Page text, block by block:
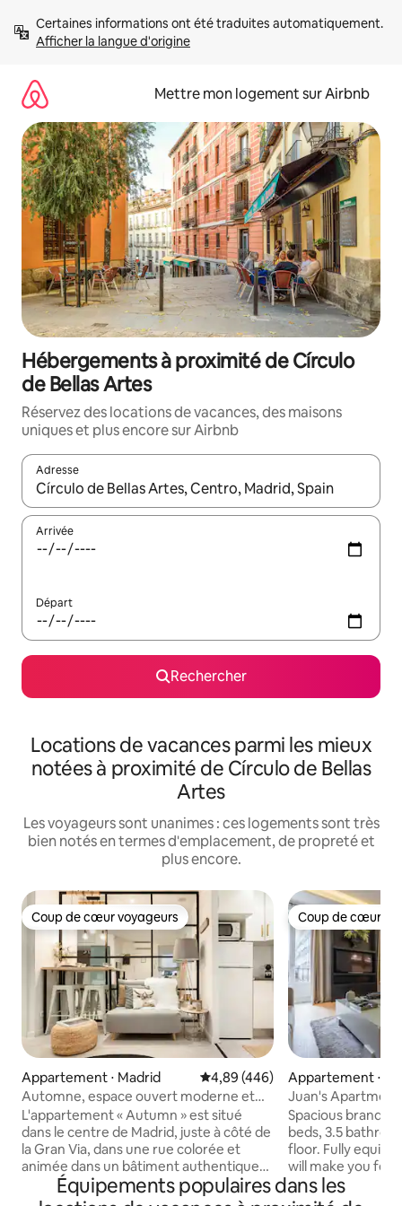
directement
Afficher la langue d'origine
Mettre mon logement sur Airbnb
Hébergements à proximité de Círculo
de Bellas Artes
Réservez des locations de vacances, des maisons
uniques et plus encore sur Airbnb
Adresse
Lorsque les résultats s'affichent, utilisez les flèches vers le
Arrivée
Départ
Rechercher
Locations de vacances parmi les mieux
notées à proximité de Círculo de Bellas
Artes
Les voyageurs sont unanimes : ces logements sont très
bien notés en termes d'emplacement, de propreté et
plus encore.
Coup de cœur voyageurs
Coup de cœur voyageurs
Appartement ⋅ Madrid Évaluation moyenne sur la
4,89 (446)
Automne, espace ouvert moderne et
confortable d'inspiration bohème,
Chueca
L'appartement « Autumn » est situé
dans le centre de Madrid, juste à côté de
la Gran Via, dans une rue colorée et
animée dans un bâtiment authentique
et calme. C'est un espace ouvert
d'inspiration bohème, confortable et
Coup de cœur
Coup de cœur
Appartement ⋅
Juan's
familial 1
Spacious brand-
beds, 3.5
floor. Fully
will make you
spacious and
ceilings, large
Équipements populaires dans les